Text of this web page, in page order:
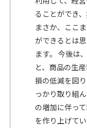
ることができ
まさか、ここ
ができるとは
ます。 今後は
と、商品の生
損の低減を図
っかり取り組
の増加に伴っ
を作り上げて